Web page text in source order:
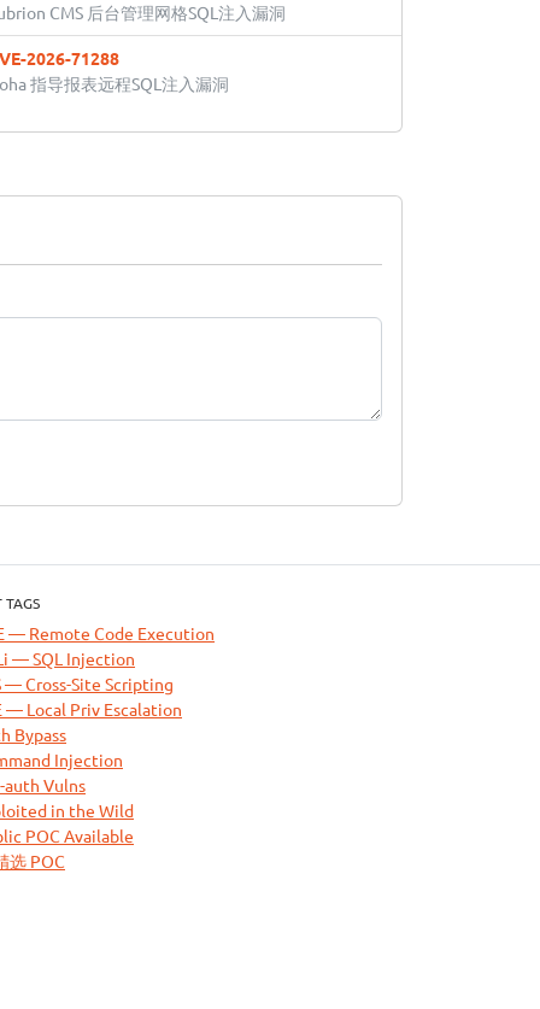
CMS 后台管理网格SQL注入漏洞
2026-71288
指导报表远程SQL注入漏洞
TAGS
— Remote Code Execution
— SQL Injection
— Cross-Site Scripting
— Local Priv Escalation
Bypass
Injection
auth Vulns
in the Wild
POC Available
选 POC